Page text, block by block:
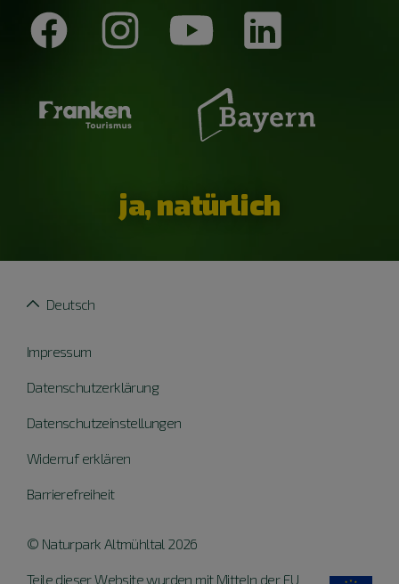
ja, natürlich
Impressum
Datenschutzerklärung
Datenschutzeinstellungen
Widerruf erklären
Barrierefreiheit
Deutsch
© Naturpark Altmühltal 2026
Teile dieser Website wurden mit Mitteln der EU